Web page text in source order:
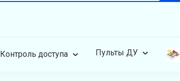
Контроль доступа Пульты ДУ